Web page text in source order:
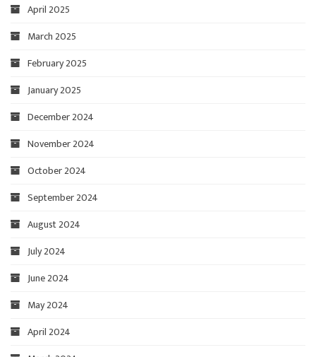
April 2025
March 2025
February 2025
January 2025
December 2024
November 2024
October 2024
September 2024
August 2024
July 2024
June 2024
May 2024
April 2024